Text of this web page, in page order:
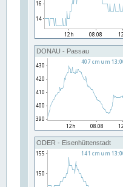
DONAU - Passau
ODER - Eisenhüttenstadt